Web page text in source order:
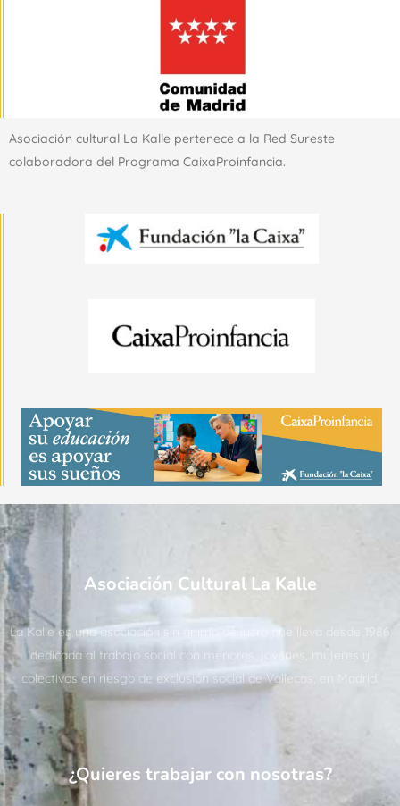
Asociación cultural La Kalle pertenece a la Red Sureste
colaboradora del Programa CaixaProinfancia.
Asociación Cultural La Kalle
La Kalle es una asociación sin ánimo de lucro que lleva desde 1986
dedicada al trabajo social con menores, jóvenes, mujeres y
colectivos en riesgo de exclusión social de Vallecas, en Madrid.
¿Quieres trabajar con nosotras?